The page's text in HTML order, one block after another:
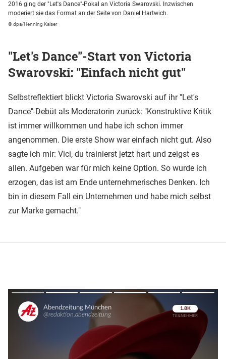
2016 ging der "Let's Dance"-Pokal an Victoria Swarovski. Inzwischen
moderiert sie das Format an der Seite von Daniel Hartwich.
© dpa/Henning Kaiser
"Let's Dance"-Start von Victoria
Swarovski: "Einfach nicht gut"
Selbstreflektiert blickt Victoria Swarovski auf ihr "Let's
Dance"-Debüt als Moderatorin zurück: "Konstruktive Kritik
ist immer willkommen und habe ich schon immer
angenommen. Die erste Show war einfach nicht gut. Also
sagte ich mir: Vici, du trainierst jetzt hart und zeigst es
allen. Aufgeben war für mich keine Option. So wurde ich
erzogen, das ist am Ende unternehmerisches Denken. Ich
bin in diesem Fall ein Unternehmen und habe mich selbst
zur Marke gemacht."
Überspringen